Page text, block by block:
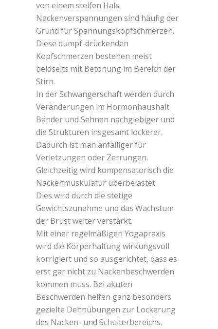
von einem steifen Hals.
Nackenverspannungen sind häufig der
Grund für Spannungskopfschmerzen.
Diese dumpf-drückenden
Kopfschmerzen bestehen meist
beidseits mit Betonung im Bereich der
Stirn.
In der Schwangerschaft werden durch
Veränderungen im Hormonhaushalt
Bänder und Sehnen nachgiebiger und
die Strukturen insgesamt lockerer.
Dadurch ist man anfälliger für
Verletzungen oder Zerrungen.
Gleichzeitig wird kompensatorisch die
Nackenmuskulatur überbelastet.
Dies wird durch die stetige
Gewichtszunahme und das Wachstum
der Brust weiter verstärkt.
Mit einer regelmäßigen Yogapraxis
wird die Körperhaltung wirkungsvoll
korrigiert und so ausgerichtet, dass es
erst gar nicht zu Nackenbeschwerden
kommen muss. Bei akuten
Beschwerden helfen ganz besonders
gezielte Dehnübungen zur Lockerung
des Nacken- und Schulterbereichs.